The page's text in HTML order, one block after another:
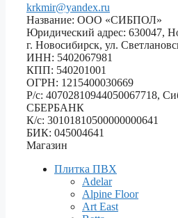
krkmir@yandex.ru
Название: ООО «СИБПОЛ»
Юридический адрес: 630047,
г. Новосибирск, ул.
ИНН: 5402067981
КПП: 540201001
ОГРН: 1215400030669
Р/с: 40702810944050067718,
СБЕРБАНК
К/с: 30101810500000000641
БИК: 045004641
Магазин
Плитка ПВХ
Adelar
Alpine Floor
Art East